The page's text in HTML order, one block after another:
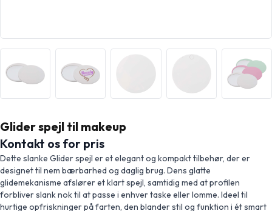
Glider spejl til makeup
Kontakt os for pris
Dette slanke Glider spejl er et elegant og kompakt tilbehør, der er
designet til nem bærbarhed og daglig brug. Dens glatte
glidemekanisme afslører et klart spejl, samtidig med at profilen
forbliver slank nok til at passe i enhver taske eller lomme. Ideel til
hurtige opfriskninger på farten, den blander stil og funktion i ét smart